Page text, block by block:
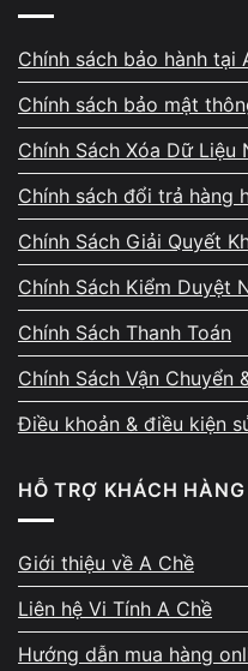
Vào Device Manager
Cắm chuột ngoài để
Nếu máy có hiện tượng
bạn có thể tham khảo
tránh chẩn đoán nhầm
Không nên tự tháo máy
chạm main.
Lỗi này nặng
mang đi sửa
Trường hợp nhẹ
Chỉ lỗi driver
Máy không nóng
Không có mùi lạ
Chính sách bảo hành tại
Chính sách bảo mật
Chính Sách Xóa Dữ Liệu
Chính sách đổi trả hàng
Chính Sách Giải Quyết
Chính Sách Kiểm Duyệt
Chính Sách Thanh Toán
Chính Sách Vận Chuyển
Điều khoản & điều kiện
HỖ TRỢ KHÁCH HÀNG
Giới thiệu về A Chề
Liên hệ Vi Tính A Chề
Hướng dẫn mua hàng